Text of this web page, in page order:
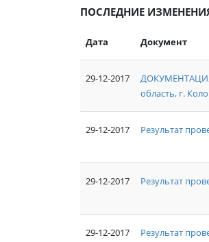
ПОСЛЕДНИЕ
Дата Документ
29-12-2017
ДОКУМЕНТАЦИЯ
область, г.
29-12-2017 Результат
29-12-2017 Результат
29-12-2017 Результат